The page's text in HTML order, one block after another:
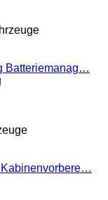
Batteriemanag…
Kabinenvorbere…